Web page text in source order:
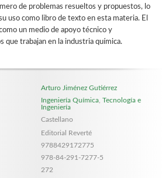
de problemas resueltos y propuestos, lo
uso como libro de texto en esta materia. El
un medio de apoyo técnico y
que trabajan en la industria química.
Arturo Jiménez Gutiérrez
Ingeniería Química, Tecnología e
Ingeniería
Castellano
Editorial Reverté
9788429172775
978-84-291-7277-5
272